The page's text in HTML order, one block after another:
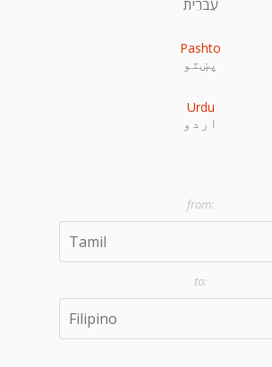
עִברִית
Pashto
پښتو
Urdu
اردو